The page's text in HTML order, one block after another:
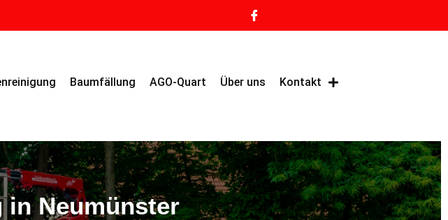
Baumfällung AGO-Quart Über uns Kontakt
in Neumünster